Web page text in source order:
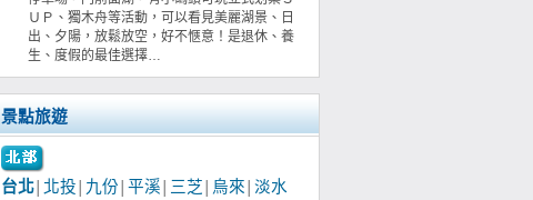
ＵＰ、獨木舟等活動，可以看見美麗湖景、日
出、夕陽，放鬆放空，好不愜意！是退休、養
生、度假的最佳選擇…
景點旅遊
台北│ 北投 九份 平溪 三芝 烏來 淡水